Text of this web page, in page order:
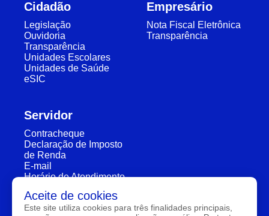
Cidadão
Legislação
Ouvidoria
Transparência
Unidades Escolares
Unidades de Saúde
eSIC
Empresário
Nota Fiscal Eletrônica
Transparência
Servidor
Contracheque
Declaração de Imposto
de Renda
E-mail
Horário de Atendimento
Aceite de cookies
Este site utiliza cookies para três finalidades principais,